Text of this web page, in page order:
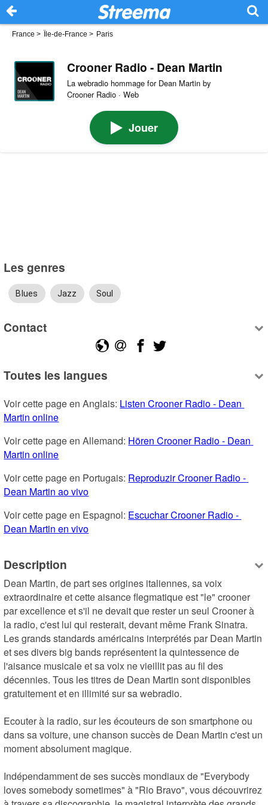
France > Île-de-France > Paris
Crooner Radio - Dean Martin
La webradio hommage for Dean Martin by
Crooner Radio · Web
Jouer
Les genres
Blues Jazz Soul
Contact
Toutes les langues
Voir cette page en Anglais: Listen Crooner Radio - Dean
Martin online
Voir cette page en Allemand: Hören Crooner Radio - Dean
Martin online
Voir cette page en Portugais: Reproduzir Crooner Radio -
Dean Martin ao vivo
Voir cette page en Espagnol: Escuchar Crooner Radio -
Dean Martin en vivo
Description
Dean Martin, de part ses origines italiennes, sa voix
extraordinaire et cette aisance flegmatique est "le" crooner
par excellence et s'il ne devait que rester un seul Crooner à
la radio, c'est lui qui resterait, devant même Frank Sinatra.
Les grands standards américains interprétés par Dean Martin
et ses divers big bands représentent la quintessence de
l'aisance musicale et sa voix ne vieillit pas au fil des
décennies. Tous les titres de Dean Martin sont disponibles
gratuitement et en illimité sur sa webradio.
Ecouter à la radio, sur les écouteurs de son smartphone ou
dans sa voiture, une chanson succès de Dean Martin c'est un
moment absolument magique.
Indépendamment de ses succès mondiaux de "Everybody
loves somebody sometimes" à "Rio Bravo", vous découvrirez